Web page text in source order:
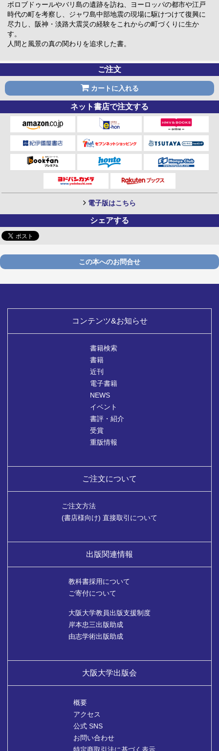
ボロブドゥールやバリ島の遺跡を訪ね、ヨーロッパの都市や江戸
時代の町を考察し、ジャワ島中部地震の現場に駆けつけて復興に
尽力し、阪神・淡路大震災の経験をこれからの町づくりに生か
す。
人間と風景の真の関わりを追求した書。
ご注文
カートに入れる
ネット書店で注文する
電子版はこちら
シェアする
この本へのお問合せ
コンテンツ&お知らせ
書籍検索
書籍
近刊
電子書籍
NEWS
イベント
書評・紹介
受賞
重版情報
ご注文について
ご注文方法
(書店様向け) 直接取引について
出版関連情報
教科書採用について
ご寄付について
大阪大学教員出版支援制度
岸本忠三出版助成
由志学術出版助成
大阪大学出版会
概要
アクセス
公式 SNS
お問い合わせ